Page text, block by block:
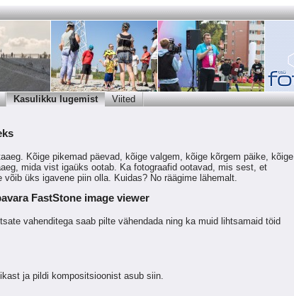
Kasulikku lugemist Viited
Kõige pikemad päevad, kõige valgem, kõige kõrgem päike, kõige
mida vist igaüks ootab. Ka fotograafid ootavad, mis sest, et
üks igavene piin olla. Kuidas? No räägime lähemalt.
FastStone image viewer
vahenditega saab pilte vähendada ning ka muid lihtsamaid töid
ja pildi kompositsioonist asub siin.